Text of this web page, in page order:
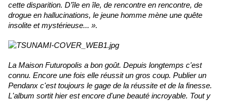
cette disparition. D’île en île, de rencontre en rencontre, de
drogue en hallucinations, le jeune homme mène une quête
insolite et mystérieuse... ».
La Maison Futuropolis a bon goût. Depuis longtemps c'est
connu. Encore une fois elle réussit un gros coup. Publier un
Pendanx c'est toujours le gage de la réussite et de la finesse.
L'album sortit hier est encore d'une beauté incroyable. Tout y